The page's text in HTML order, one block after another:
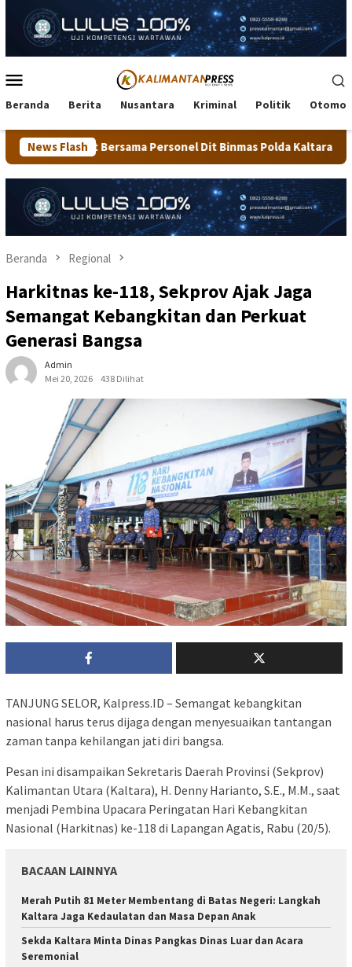
konten
Mobile
Beranda Berita Nusantara Kriminal Politik
News Flash
Personel Dit Binmas Polda Kaltara Salurkan Beras SPHP
Beranda Regional
Harkitnas ke-118, Sekprov Ajak Jaga
Semangat Kebangkitan dan Perkuat
Generasi Bangsa
Admin
Mei 20, 2026
438 Dilihat
TANJUNG SELOR, Kalpress.ID – Semangat kebangkitan
nasional harus terus dijaga dengan menyesuaikan tantangan
zaman tanpa kehilangan jati diri bangsa.
Pesan ini disampaikan Sekretaris Daerah Provinsi (Sekprov)
Kalimantan Utara (Kaltara), H. Denny Harianto, S.E., M.M., saat
menjadi Pembina Upacara Peringatan Hari Kebangkitan
Nasional (Harkitnas) ke-118 di Lapangan Agatis, Rabu (20/5).
BACAAN LAINNYA
Merah Putih 81 Meter Membentang di Batas Negeri: Langkah
Kaltara Jaga Kedaulatan dan Masa Depan Anak
Sekda Kaltara Minta Dinas Pangkas Dinas Luar dan Acara
Seremonial